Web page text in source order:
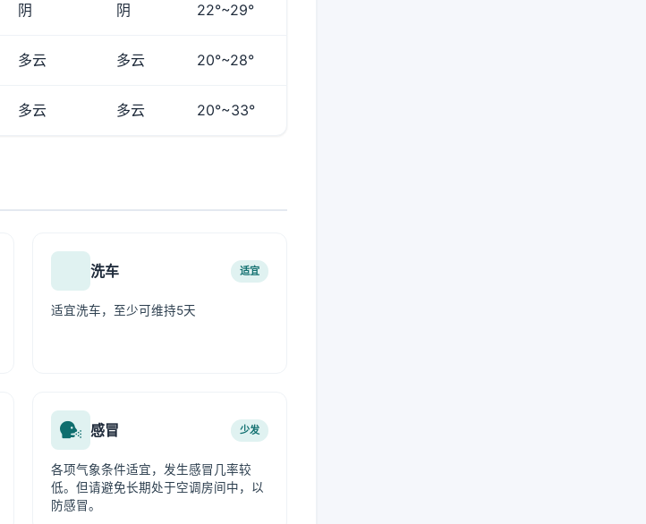
阴 阴 22°~29°
多云 多云 20°~28°
多云 多云 20°~33°
洗车 适宜
适宜洗车，至少可维持5天
感冒 少发
各项气象条件适宜，发生感冒几率较
低。但请避免长期处于空调房间中，以
防感冒。